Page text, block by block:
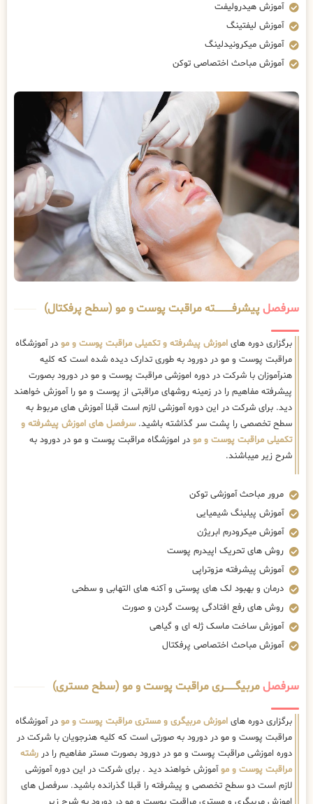
آموزش هیدرولیفت
آموزش لیفتینگ
آموزش میکرونیدلینگ
آموزش مباحث اختصاصی توکن
سرفصلپیشرفــــــــــــته مراقبت پوست و مو (سطح پرفکتال)
برگزاری دوره های اموزش پیشرفته و تکمیلی مراقبت پوست و مو در آموزشگاه
مراقبت پوست و مو در دورود به طوری تدارک دیده شده است که کلیه
هنرآموزان با شرکت در دوره اموزشی مراقبت پوست و مو در دورود بصورت
پیشرفته مفاهیم را در زمینه روشهای مراقبتی از پوست و مو را آموزش خواهند
دید. برای شرکت در این دوره آموزشی لازم است قبلا آموزش های مربوط به
سطح تخصصی را پشت سر گذاشته باشید.سرفصل های اموزش پیشرفته و
تکمیلی مراقبت پوست و مو در اموزشگاه مراقبت پوست و مو در دورود به
شرح زیر میباشند.
مرور مباحث آموزشی توکن
آموزش پیلینگ شیمیایی
آموزش میکرودرم ابریژن
روش های تحریک اپیدرم پوست
آموزش پیشرفته مزوتراپی
درمان و بهبود لک های پوستی و آکنه های التهابی و سطحی
روش های رفع افتادگی پوست گردن و صورت
آموزش ساخت ماسک ژله ای و گیاهی
آموزش مباحث اختصاصی پرفکتال
سرفصلمربیگــــــــری مراقبت پوست و مو (سطح مستری)
برگزاری دوره های اموزش مربیگری و مستری مراقبت پوست و مو در آموزشگاه
مراقبت پوست و مو در دورود به صورتی است که کلیه هنرجویان با شرکت در
دوره اموزشی مراقبت پوست و مو در دورود بصورت مستر مفاهیم را در رشته
مراقبت پوست و موآموزش خواهند دید . برای شرکت در این دوره آموزشی
لازم است دو سطح تخصصی و پیشرفته را قبلا گذرانده باشید. سرفصل های